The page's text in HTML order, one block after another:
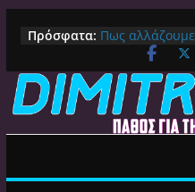
περιεχόμενο
Πρόσφατα: Πως
MacOS
κλπ)
IPVanish
Premium VPN –
Alive GR Kodi:
Android TV |